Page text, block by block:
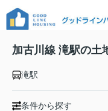
加古川線 滝駅の土
滝駅
条件から探す